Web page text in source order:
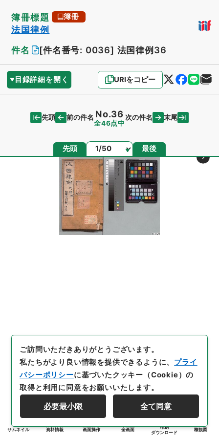
簿冊標題 簿冊
法国律例
件名
[件名番号: 0036] 法国律例36
目録詳細を開く URIをコピー
先頭 前の件名 No.36
全46点中
次の件名 末尾
先頭 ページ 最後
サムネイル 資料情報 画面操作 全画面
印刷
ダウンロード
概観図
ご訪問いただきありがとうございます。
私たちがより良い情報を提供できるように、 プライ
バシーポリシーに基づいたクッキー（Cookie）の
取得と利用に同意をお願いいたします。
必要最小限 全て同意